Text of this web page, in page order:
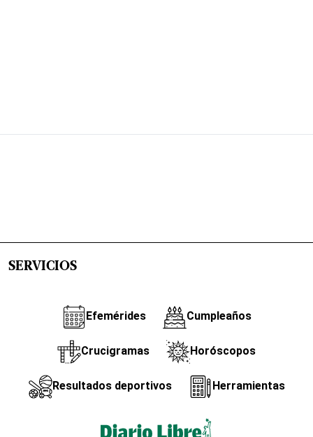
SERVICIOS
Efemérides Cumpleaños
Crucigramas Horóscopos
Resultados deportivos Herramientas